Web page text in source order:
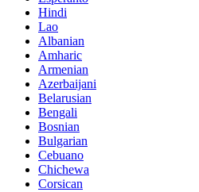
Hindi
Lao
Albanian
Amharic
Armenian
Azerbaijani
Belarusian
Bengali
Bosnian
Bulgarian
Cebuano
Chichewa
Corsican